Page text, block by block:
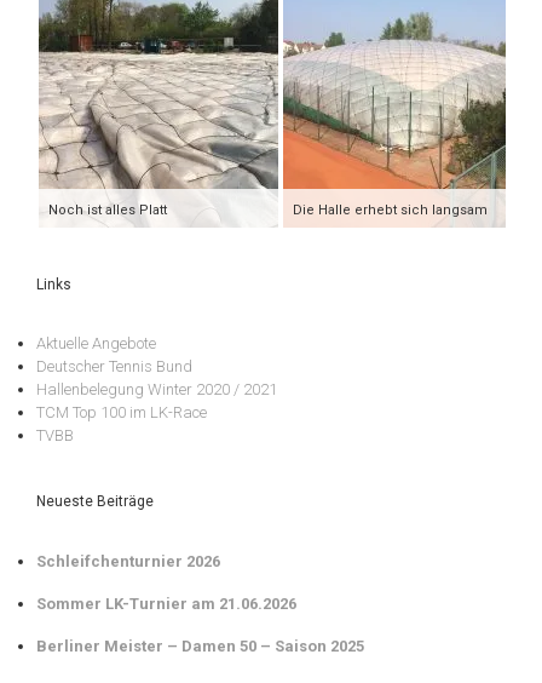
Noch ist alles Platt Die Halle erhebt sich langsam
Links
Aktuelle Angebote
Deutscher Tennis Bund
Hallenbelegung Winter 2020 / 2021
TCM Top 100 im LK-Race
TVBB
Neueste Beiträge
Schleifchenturnier 2026
Sommer LK-Turnier am 21.06.2026
Berliner Meister – Damen 50 – Saison 2025